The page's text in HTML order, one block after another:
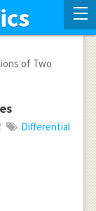
of Two
Differential